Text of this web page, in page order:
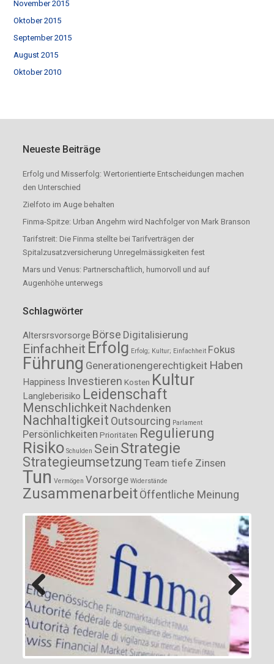
November 2015
Oktober 2015
September 2015
August 2015
Oktober 2010
Neueste Beiträge
Erfolg und Misserfolg: Wertorientierte Entscheidungen machen
den Unterschied
Zielfoto im Auge behalten
Finma-Spitze: Urban Angehrn wird Nachfolger von Mark Branson
Tarifstreit: Die Finma stellte bei Tarifverträgen der
Spitalzusatzversicherung Unregelmässigkeiten fest
Mars und Venus: Partnerschaftlich, humorvoll und auf
Augenhöhe unterwegs
Schlagwörter
Altersrsvorsorge Börse Digitalisierung
Einfachheit Erfolg Erfolg; Kultur; Einfachheit Fokus
Führung Generationengerechtigkeit Haben
Happiness Investieren Kosten Kultur
Langleberisiko Leidenschaft
Menschlichkeit Nachdenken
Nachhaltigkeit Outsourcing Parlament
Persönlichkeiten Prioritäten Regulierung
Risiko Schulden Sein Strategie
Strategieumsetzung Team tiefe Zinsen
Tun Vermögen Vorsorge Widerstände
ZusammenarbeitÖffentliche Meinung
Previous Next